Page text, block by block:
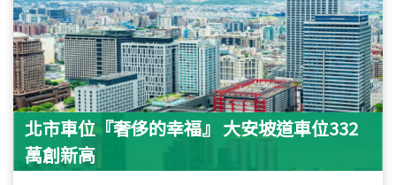
北市車位『奢侈的幸福』 大安坡道車位332
萬創新高